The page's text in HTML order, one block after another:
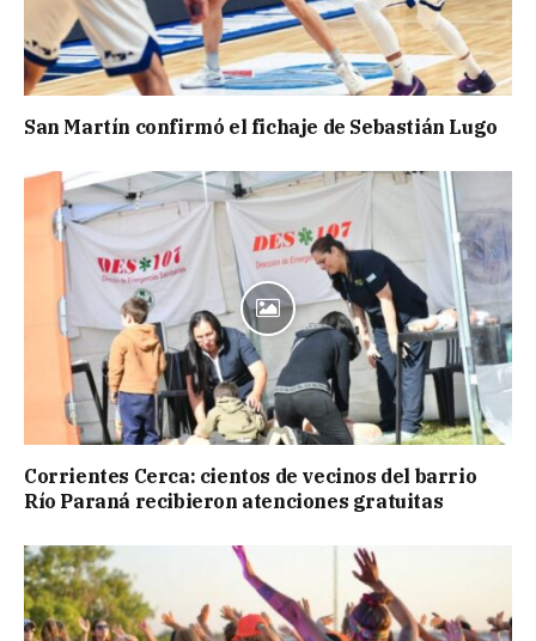
San Martín confirmó el fichaje de Sebastián Lugo
Corrientes Cerca: cientos de vecinos del barrio
Río Paraná recibieron atenciones gratuitas